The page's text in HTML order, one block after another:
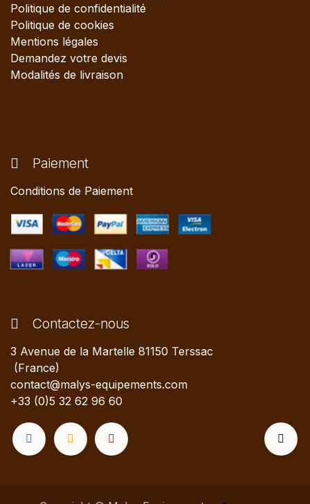
Politique de confidentialité
Politique de cookies
Mentions légales
Demandez votre devis
Modalités de livraison
Paiement
Conditions de Paiement
Contactez-nous
3 Avenue de la Martelle 81150 Terssac
(France)
contact@malys-equipements.com
+33 (0)5 32 62 96 60